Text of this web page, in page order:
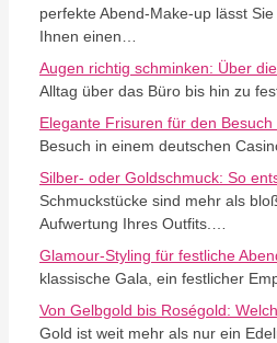
perfekte Abend-Make-up lässt
Ihnen einen…
Augen richtig schminken: Über
Alltag über das Büro bis hin zu
Elegante Frisuren für den Besuch
Besuch in einem deutschen
Silber- oder Goldschmuck: So
Schmuckstücke sind mehr als
Aufwertung Ihres Outfits.…
Glamour-Styling für festliche
klassische Gala, ein festlicher
Von Gelbgold bis Roségold:
Gold ist weit mehr als nur ein